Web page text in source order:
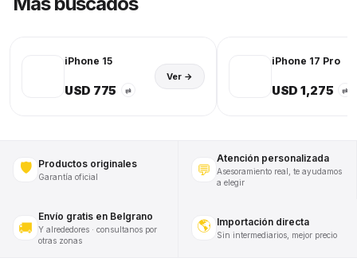
iPhone 15
USD 775 ⇄
Ver →
iPhone 17 Pro
USD 1,275 ⇄
🛡️ Productos originales
Garantía oficial 💬
Atención personalizada
Asesoramiento real, te ayudamos
a elegir
🚚
Envío gratis en Belgrano
Y alrededores · consultanos por
otras zonas
🌎 Importación directa
Sin intermediarios, mejor precio